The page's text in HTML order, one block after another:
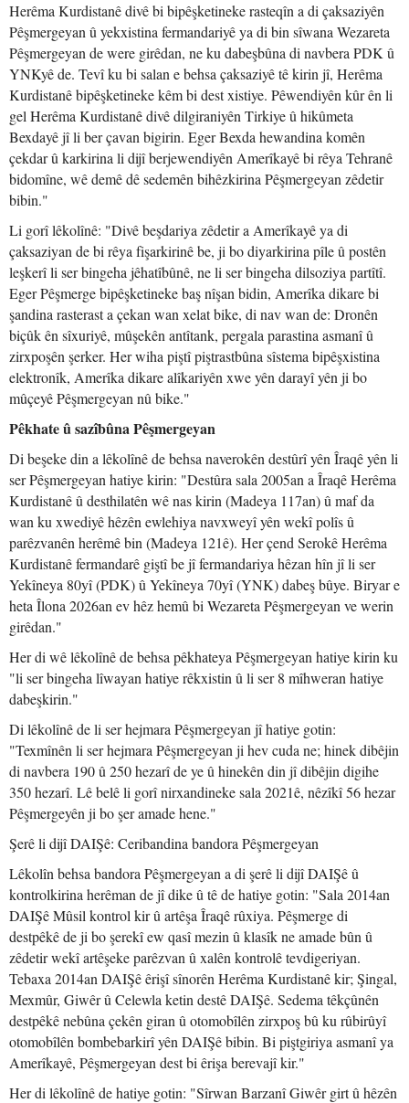
Herêma Kurdistanê divê bi bipêşketineke rasteqîn a di çaksaziyên
Pêşmergeyan û yekxistina fermandariyê ya di bin sîwana Wezareta
Pêşmergeyan de were girêdan, ne ku dabeşbûna di navbera PDK û
YNKyê de. Tevî ku bi salan e behsa çaksaziyê tê kirin jî, Herêma
Kurdistanê bipêşketineke kêm bi dest xistiye. Pêwendiyên kûr ên li
gel Herêma Kurdistanê divê dilgiraniyên Tirkiye û hikûmeta
Bexdayê jî li ber çavan bigirin. Eger Bexda hewandina komên
çekdar û karkirina li dijî berjewendiyên Amerîkayê bi rêya Tehranê
bidomîne, wê demê dê sedemên bihêzkirina Pêşmergeyan zêdetir
bibin."
Li gorî lêkolînê: "Divê beşdariya zêdetir a Amerîkayê ya di
çaksaziyan de bi rêya fişarkirinê be, ji bo diyarkirina pîle û postên
leşkerî li ser bingeha jêhatîbûnê, ne li ser bingeha dilsoziya partîtî.
Eger Pêşmerge bipêşketineke baş nîşan bidin, Amerîka dikare bi
şandina rasterast a çekan wan xelat bike, di nav wan de: Dronên
biçûk ên sîxuriyê, mûşekên antîtank, pergala parastina asmanî û
zirxpoşên şerker. Her wiha piştî piştrastbûna sîstema bipêşxistina
elektronîk, Amerîka dikare alîkariyên xwe yên darayî yên ji bo
mûçeyê Pêşmergeyan nû bike."
Pêkhate û sazîbûna Pêşmergeyan
Di beşeke din a lêkolînê de behsa naverokên destûrî yên Îraqê yên li
ser Pêşmergeyan hatiye kirin: "Destûra sala 2005an a Îraqê Herêma
Kurdistanê û desthilatên wê nas kirin (Madeya 117an) û maf da
wan ku xwediyê hêzên ewlehiya navxweyî yên wekî polîs û
parêzvanên herêmê bin (Madeya 121ê). Her çend Serokê Herêma
Kurdistanê fermandarê giştî be jî fermandariya hêzan hîn jî li ser
Yekîneya 80yî (PDK) û Yekîneya 70yî (YNK) dabeş bûye. Biryar e
heta Îlona 2026an ev hêz hemû bi Wezareta Pêşmergeyan ve werin
girêdan."
Her di wê lêkolînê de behsa pêkhateya Pêşmergeyan hatiye kirin ku
"li ser bingeha lîwayan hatiye rêkxistin û li ser 8 mîhweran hatiye
dabeşkirin."
Di lêkolînê de li ser hejmara Pêşmergeyan jî hatiye gotin:
"Texmînên li ser hejmara Pêşmergeyan ji hev cuda ne; hinek dibêjin
di navbera 190 û 250 hezarî de ye û hinekên din jî dibêjin digihe
350 hezarî. Lê belê li gorî nirxandineke sala 2021ê, nêzîkî 56 hezar
Pêşmergeyên ji bo şer amade hene."
Şerê li dijî DAIŞê: Ceribandina bandora Pêşmergeyan
Lêkolîn behsa bandora Pêşmergeyan a di şerê li dijî DAIŞê û
kontrolkirina herêman de jî dike û tê de hatiye gotin: "Sala 2014an
DAIŞê Mûsil kontrol kir û artêşa Îraqê rûxiya. Pêşmerge di
destpêkê de ji bo şerekî ew qasî mezin û klasîk ne amade bûn û
zêdetir wekî artêşeke parêzvan û xalên kontrolê tevdigeriyan.
Tebaxa 2014an DAIŞê êrişî sînorên Herêma Kurdistanê kir; Şingal,
Mexmûr, Giwêr û Celewla ketin destê DAIŞê. Sedema têkçûnên
destpêkê nebûna çekên giran û otomobîlên zirxpoş bû ku rûbirûyî
otomobîlên bombebarkirî yên DAIŞê bibin. Bi piştgiriya asmanî ya
Amerîkayê, Pêşmergeyan dest bi êrişa berevajî kir."
Her di lêkolînê de hatiye gotin: "Sîrwan Barzanî Giwêr girt û hêzên